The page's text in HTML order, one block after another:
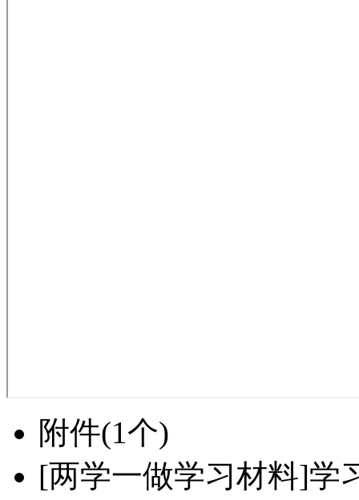
附件(1个)
[两学一做学习材料]学